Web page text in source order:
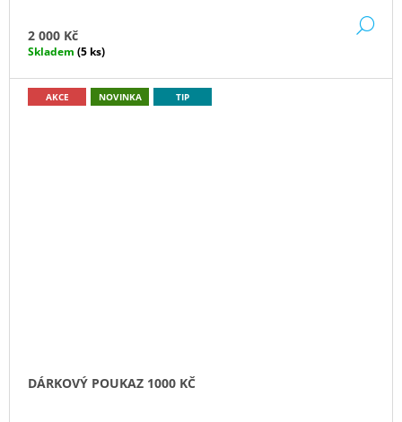
2 000 Kč
Skladem (5 ks)
AKCE NOVINKA TIP
DÁRKOVÝ POUKAZ 1000 KČ